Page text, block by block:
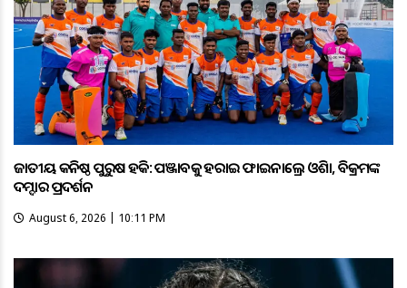
ଜାତୀୟ କନିଷ୍ଠ ପୁରୁଷ ହକି: ପଞ୍ଜାବକୁ ହରାଇ ଫାଇନାଲ୍ରେ ଓଡ଼ିଶା, ବିକ୍ରମଙ୍କ
ଦମ୍ଦାର ପ୍ରଦର୍ଶନ
August 6, 2026 | 10:11 PM